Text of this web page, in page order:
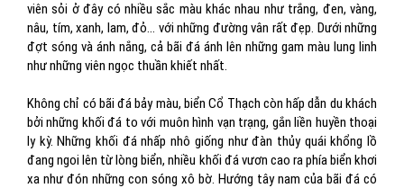
viên sỏi ở đây có nhiều sắc màu khác nhau như trắng, đen, vàng,
nâu, tím, xanh, lam, đỏ... với những đường vân rất đẹp. Dưới những
đợt sóng và ánh nắng, cả bãi đá ánh lên những gam màu lung linh
như những viên ngọc thuần khiết nhất.
Không chỉ có bãi đá bảy màu, biển Cổ Thạch còn hấp dẫn du khách
bởi những khối đá to với muôn hình vạn trạng, gắn liền huyền thoại
ly kỳ. Những khối đá nhấp nhô giống như đàn thủy quái khổng lồ
đang ngoi lên từ lòng biển, nhiều khối đá vươn cao ra phía biển khơi
xa như đón những con sóng xô bờ. Hướng tây nam của bãi đá có